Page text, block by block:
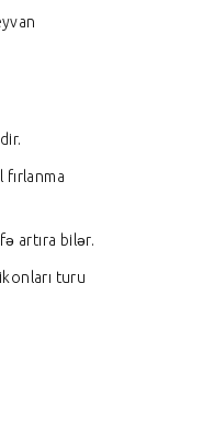
fırlanma
artıra bilər.
turu